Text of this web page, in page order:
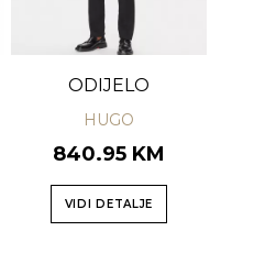
ODIJELO
HUGO
840.95 KM
VIDI DETALJE